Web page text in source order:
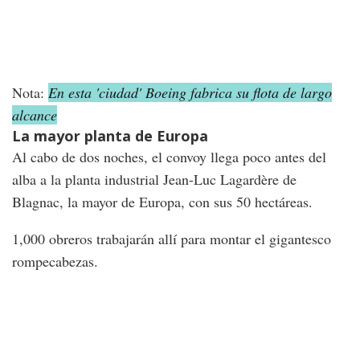
Nota: En esta 'ciudad' Boeing fabrica su flota de largo
alcance
La mayor planta de Europa
Al cabo de dos noches, el convoy llega poco antes del
alba a la planta industrial Jean-Luc Lagardère de
Blagnac, la mayor de Europa, con sus 50 hectáreas.
1,000 obreros trabajarán allí para montar el gigantesco
rompecabezas.